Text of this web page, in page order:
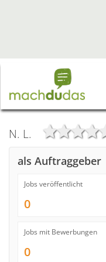
N. L.
als Auftraggeber
Jobs veröffentlicht
0
Jobs mit Bewerbungen
0